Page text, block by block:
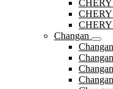
Changan